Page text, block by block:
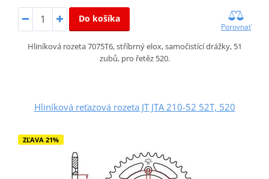
Do košíka
Porovnať
Hliníková rozeta 7075T6, stříbrný elox, samočistící drážky, 51
zubů, pro řetěz 520.
Hliníková reťazová rozeta JT JTA 210-52 52T, 520
ZĽAVA 21%